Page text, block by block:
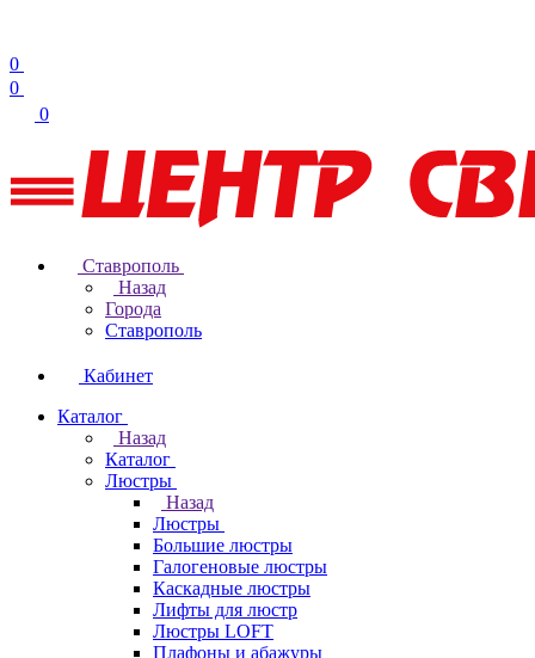
0
0
0
Ставрополь
Назад
Города
Ставрополь
Кабинет
Каталог
Назад
Каталог
Люстры
Назад
Люстры
Большие люстры
Галогеновые люстры
Каскадные люстры
Лифты для люстр
Люстры LOFT
Плафоны и абажуры